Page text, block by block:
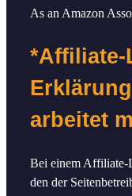
As an Amazon
*Affiliate-
arbeitet
Bei einem Affiliate-
den der